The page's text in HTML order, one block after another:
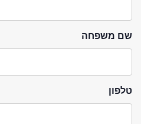
שם משפחה
טלפון